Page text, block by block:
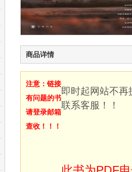
商品详情
注意：链接
有问题的书
请登录邮箱
查收！！！
即时起网站不
联系客服！！